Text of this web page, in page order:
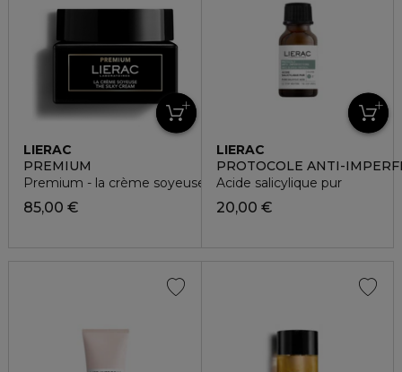
LIERAC
PREMIUM
Premium - la crème soyeuse - 50ml
85,00 €
LIERAC
PROTOCOLE ANTI-
Acide salicylique pur
20,00 €